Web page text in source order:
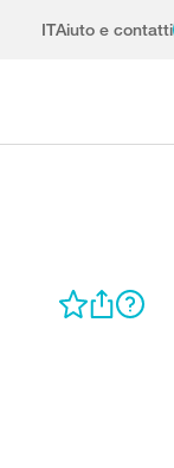
ITAiuto e contatti